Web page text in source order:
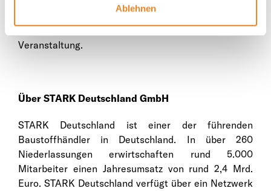
Ablehnen
Kolleginnen und Kollegen von Raab Karcher für die
Planung und erfolgreiche Umsetzung der
Veranstaltung.
Über STARK Deutschland GmbH
STARK Deutschland ist einer der führenden
Baustoffhändler in Deutschland. In über 260
Niederlassungen erwirtschaften rund 5.000
Mitarbeiter einen Jahresumsatz von rund 2,4 Mrd.
Euro. STARK Deutschland verfügt über ein Netzwerk